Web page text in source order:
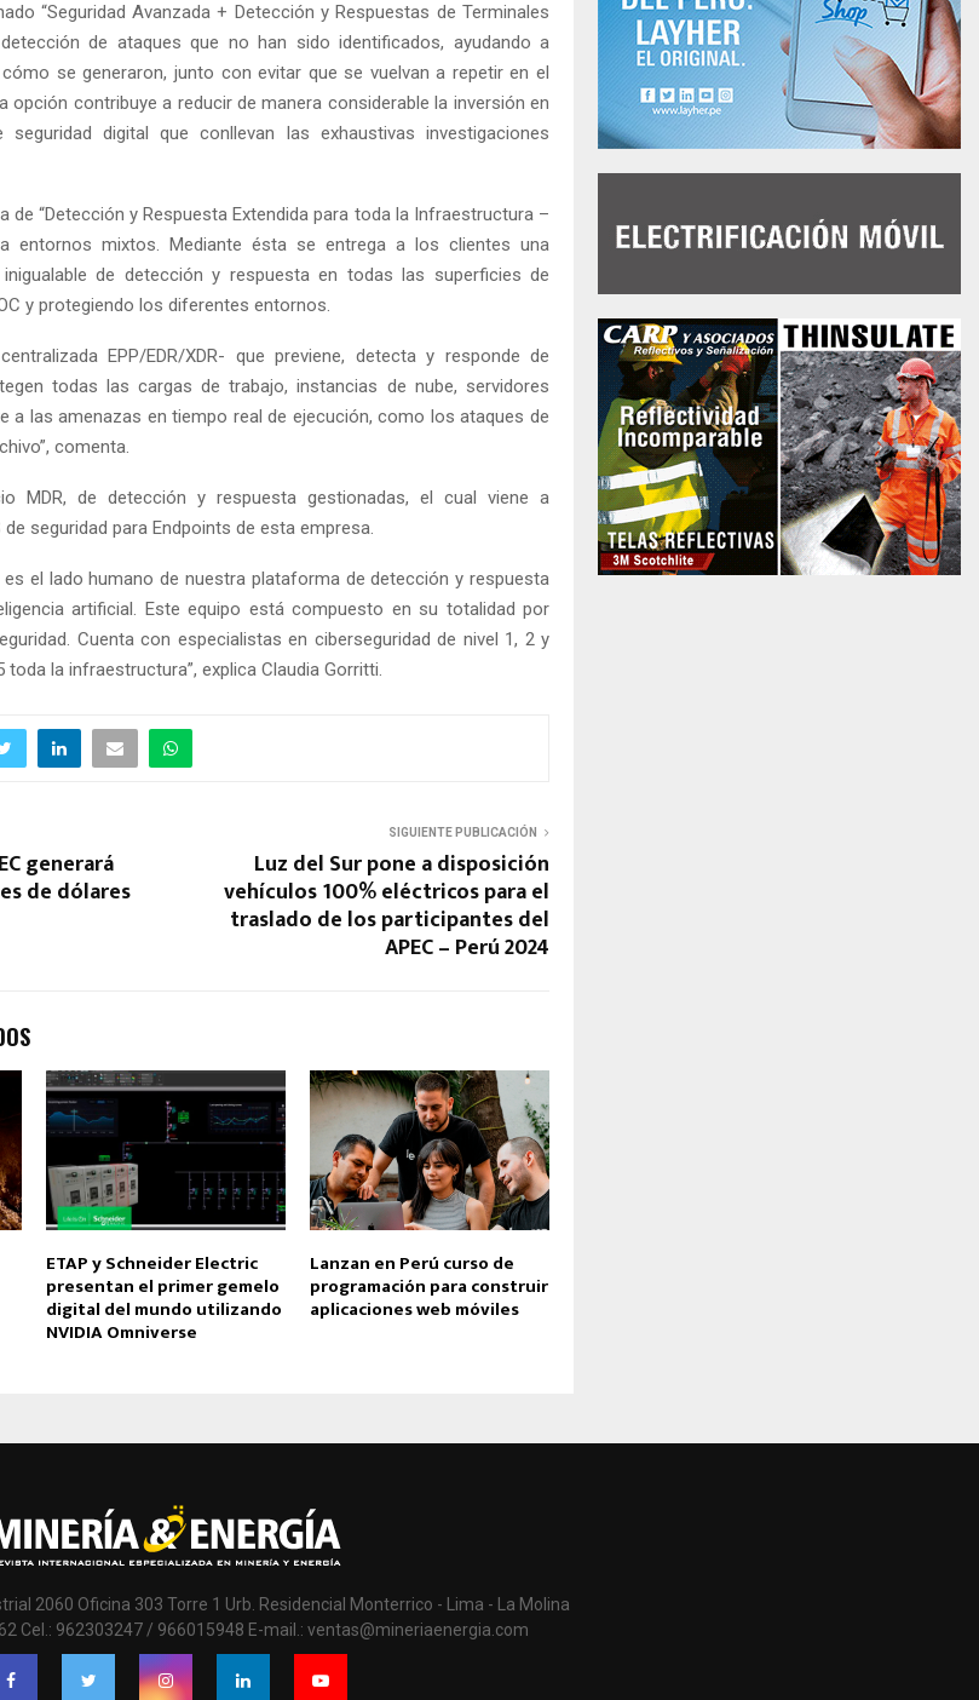
“Seguridad Avanzada + Detección y Respuestas de Terminales
de ataques que no han sido identificados, ayudando a
se generaron, junto con evitar que se vuelvan a repetir en el
opción contribuye a reducir de manera considerable la inversión en
digital que conllevan las exhaustivas investigaciones
de “Detección y Respuesta Extendida para toda la Infraestructura –
entornos mixtos. Mediante ésta se entrega a los clientes una
de detección y respuesta en todas las superficies de
y protegiendo los diferentes entornos.
EPP/EDR/XDR- que previene, detecta y responde de
todas las cargas de trabajo, instancias de nube, servidores
a las amenazas en tiempo real de ejecución, como los ataques de
comenta.
MDR, de detección y respuesta gestionadas, el cual viene a
seguridad para Endpoints de esta empresa.
es el lado humano de nuestra plataforma de detección y respuesta
artificial. Este equipo está compuesto en su totalidad por
Cuenta con especialistas en ciberseguridad de nivel 1, 2 y
la infraestructura”, explica Claudia Gorritti.
generará
de dólares
SIGUIENTE PUBLICACIÓN
Luz del Sur pone a disposición
vehículos 100% eléctricos para el
traslado de los participantes del
APEC – Perú 2024
ETAP y Schneider Electric
presentan el primer gemelo
digital del mundo utilizando
NVIDIA Omniverse
Lanzan en Perú curso de
programación para construir
aplicaciones web móviles
2060 Oficina 303 Torre 1 Urb. Residencial Monterrico - Lima - La Molina
Cel.: 962303247 / 966015948 E-mail.: ventas@mineriaenergia.com